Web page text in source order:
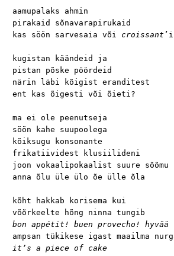
aamupalaks ahmin
pirakaid sõnavarapirukaid
kas söön sarvesaia või croissant
kugistan käändeid ja
pistan põske pöördeid
närin läbi kõigist eranditest
ent kas õigesti või õieti?
ma ei ole peenutseja
söön kahe suupoolega
kõiksugu konsonante
frikatiividest klusiilideni
joon vokaalipokaalist suure sõõmu
anna õlu üle ülo õe ülle õla
kõht hakkab korisema kui
bon appétit! buen provecho! hyvää
it’s a piece of cake